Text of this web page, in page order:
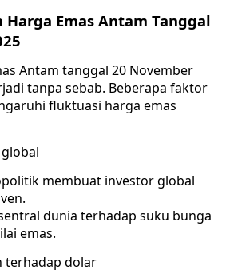
Harga Emas Antam Tanggal
Antam tanggal 20 November
tanpa sebab. Beberapa faktor
fluktuasi harga emas
membuat investor global
dunia terhadap suku bunga
emas.
terhadap dolar